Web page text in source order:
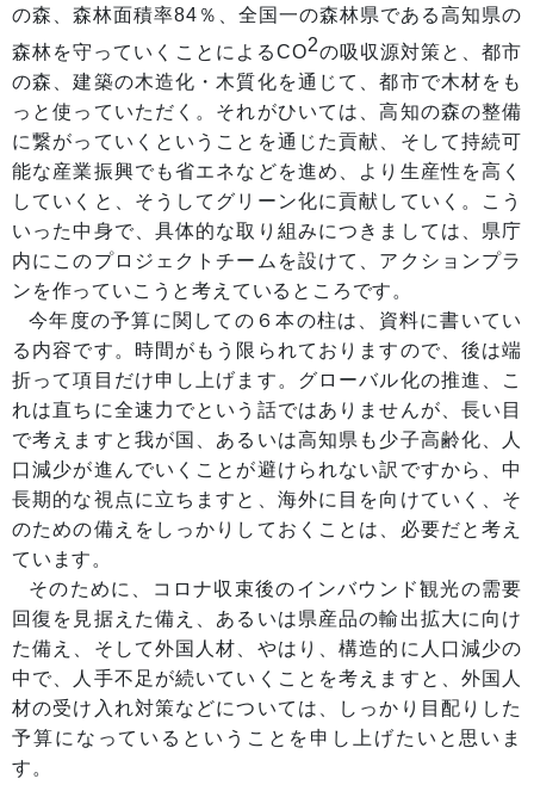
の森、森林面積率84％、全国一の森林県である高知県の
森林を守っていくことによるCO2の吸収源対策と、都市
の森、建築の木造化・木質化を通じて、都市で木材をも
っと使っていただく。それがひいては、高知の森の整備
に繋がっていくということを通じた貢献、そして持続可
能な産業振興でも省エネなどを進め、より生産性を高く
していくと、そうしてグリーン化に貢献していく。こう
いった中身で、具体的な取り組みにつきましては、県庁
内にこのプロジェクトチームを設けて、アクションプラ
ンを作っていこうと考えているところです。
今年度の予算に関しての６本の柱は、資料に書いてい
る内容です。時間がもう限られておりますので、後は端
折って項目だけ申し上げます。グローバル化の推進、こ
れは直ちに全速力でという話ではありませんが、長い目
で考えますと我が国、あるいは高知県も少子高齢化、人
口減少が進んでいくことが避けられない訳ですから、中
長期的な視点に立ちますと、海外に目を向けていく、そ
のための備えをしっかりしておくことは、必要だと考え
ています。
そのために、コロナ収束後のインバウンド観光の需要
回復を見据えた備え、あるいは県産品の輸出拡大に向け
た備え、そして外国人材、やはり、構造的に人口減少の
中で、人手不足が続いていくことを考えますと、外国人
材の受け入れ対策などについては、しっかり目配りした
予算になっているということを申し上げたいと思いま
す。